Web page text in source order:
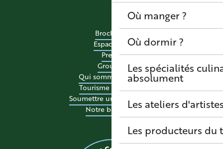
Où manger ?
Où dormir ?
Les spécialités
absolument
Les ateliers
Les producteurs du
Brochures
Espace pro
Presse
Groupes
Qui sommes-nous ?
Tourisme accessible
Soumettre un événement
Notre boutique